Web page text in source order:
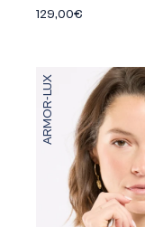
129,00€
ARMOR-LUX